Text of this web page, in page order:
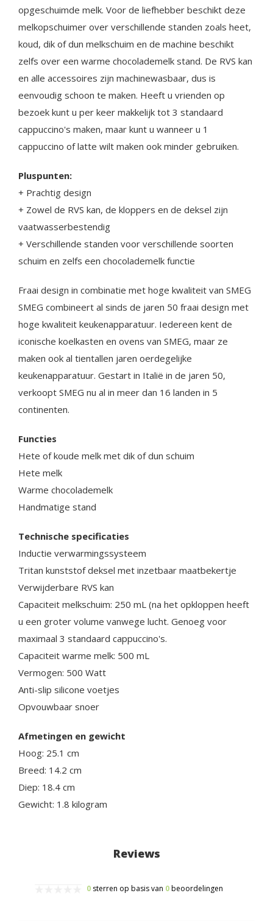
opgeschuimde melk. Voor de liefhebber beschikt deze
melkopschuimer over verschillende standen zoals heet,
koud, dik of dun melkschuim en de machine beschikt
zelfs over een warme chocolademelk stand. De RVS kan
en alle accessoires zijn machinewasbaar, dus is
eenvoudig schoon te maken. Heeft u vrienden op
bezoek kunt u per keer makkelijk tot 3 standaard
cappuccino's maken, maar kunt u wanneer u 1
cappuccino of latte wilt maken ook minder gebruiken.
Pluspunten:
+ Prachtig design
+ Zowel de RVS kan, de kloppers en de deksel zijn
vaatwasserbestendig
+ Verschillende standen voor verschillende soorten
schuim en zelfs een chocolademelk functie
Fraai design in combinatie met hoge kwaliteit van SMEG
SMEG combineert al sinds de jaren 50 fraai design met
hoge kwaliteit keukenapparatuur. Iedereen kent de
iconische koelkasten en ovens van SMEG, maar ze
maken ook al tientallen jaren oerdegelijke
keukenapparatuur. Gestart in Italië in de jaren 50,
verkoopt SMEG nu al in meer dan 16 landen in 5
continenten.
Functies
Hete of koude melk met dik of dun schuim
Hete melk
Warme chocolademelk
Handmatige stand
Technische specificaties
Inductie verwarmingssysteem
Tritan kunststof deksel met inzetbaar maatbekertje
Verwijderbare RVS kan
Capaciteit melkschuim: 250 mL (na het opkloppen heeft
u een groter volume vanwege lucht. Genoeg voor
maximaal 3 standaard cappuccino's.
Capaciteit warme melk: 500 mL
Vermogen: 500 Watt
Anti-slip silicone voetjes
Opvouwbaar snoer
Afmetingen en gewicht
Hoog: 25.1 cm
Breed: 14.2 cm
Diep: 18.4 cm
Gewicht: 1.8 kilogram
Reviews
0 sterren op basis van 0beoordelingen